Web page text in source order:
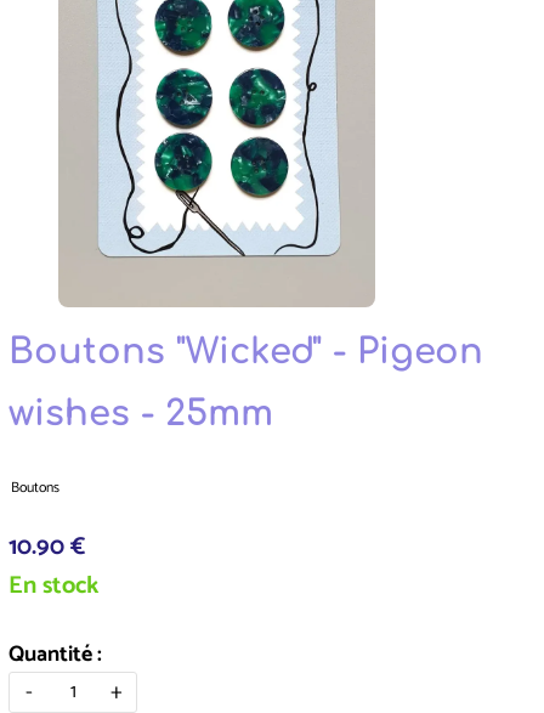
Boutons "Wicked" - Pigeon
wishes - 25mm
Boutons
10.90 €
En stock
Quantité :
-
+